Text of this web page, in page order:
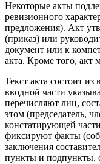
Некоторые акты
ревизионного
предложения). Акт
(приказ) или
документ или к
акта. Кроме того, акт
Текст акта состоит
вводной части
перечисляют лиц,
этом (председатель,
констатирующей
фиксируют факты
заключения
пункты и подпункты,